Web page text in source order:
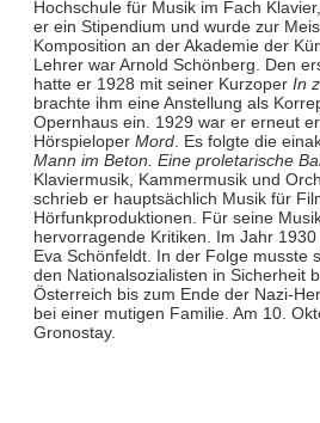
Hochschule für Musik im Fach
er ein Stipendium und wurde zur
Komposition an der Akademie der
Lehrer war Arnold Schönberg. Den
hatte er 1928 mit seiner Kurzoper In
brachte ihm eine Anstellung als
Opernhaus ein. 1929 war er erneut
Hörspieloper Mord. Es folgte die
Mann im Beton. Eine proletarische
Klaviermusik, Kammermusik und
schrieb er hauptsächlich Musik für
Hörfunkproduktionen. Für seine
hervorragende Kritiken. Im Jahr
Eva Schönfeldt. In der Folge musste
den Nationalsozialisten in Sicherheit
Österreich bis zum Ende der Nazi-
bei einer mutigen Familie. Am 10.
Gronostay.